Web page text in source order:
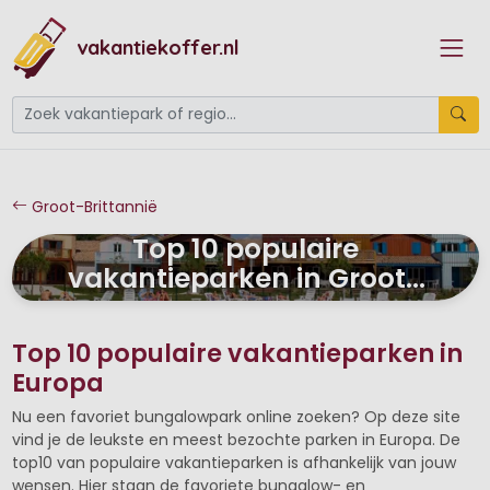
vakantiekoffer.nl
Groot-Brittannië
Top 10 populaire
vakantieparken in Groot-
Brittannië
Top 10 populaire vakantieparken in
Europa
Nu een favoriet bungalowpark online zoeken? Op deze site
vind je de leukste en meest bezochte parken in Europa. De
top10 van populaire vakantieparken is afhankelijk van jouw
wensen. Hier staan de favoriete bungalow- en